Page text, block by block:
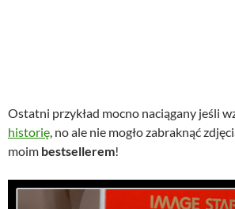
moimbestsellerem!